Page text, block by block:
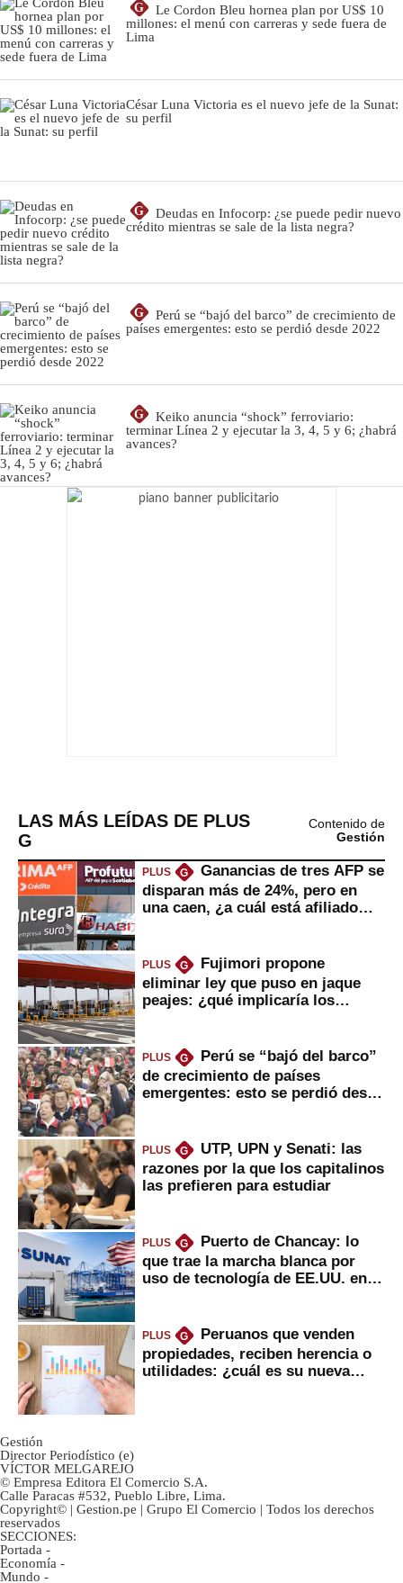
G
Le Cordon Bleu hornea plan por US$ 10
millones: el menú con carreras y sede fuera de
Lima
César Luna Victoria es el nuevo jefe de la Sunat:
su perfil
G
Deudas en Infocorp: ¿se puede pedir nuevo
crédito mientras se sale de la lista negra?
G
Perú se “bajó del barco” de crecimiento de
países emergentes: esto se perdió desde 2022
G
Keiko anuncia “shock” ferroviario:
terminar Línea 2 y ejecutar la 3, 4, 5 y 6; ¿habrá
avances?
LAS MÁS LEÍDAS DE PLUS
G
Contenido de
Gestión
PLUS G
Ganancias de tres AFP se
disparan más de 24%, pero en
una caen, ¿a cuál está afiliado
PLUS G
Fujimori propone
eliminar ley que puso en jaque
peajes: ¿qué implicaría los
PLUS G
Perú se “bajó del barco”
de crecimiento de países
emergentes: esto se perdió desde
PLUS G
UTP, UPN y Senati: las
razones por la que los capitalinos
las prefieren para estudiar
PLUS G
Puerto de Chancay: lo
que trae la marcha blanca por
uso de tecnología de EE.UU. en
PLUS G
Peruanos que venden
propiedades, reciben herencia o
utilidades: ¿cuál es su nueva
Gestión
Director Periodístico (e)
VÍCTOR MELGAREJO
© Empresa Editora El Comercio S.A.
Calle Paracas #532, Pueblo Libre, Lima.
Copyright© | Gestion.pe | Grupo El Comercio | Todos los derechos
reservados
SECCIONES:
Portada -
Economía -
Mundo -